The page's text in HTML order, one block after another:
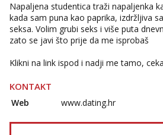
Tel: 064/677-677
- Kod: #142
tel:0,93€ - mob:1,12€ min
Napaljena studentica traži napaljenka
kada sam puna kao paprika, izdržljiva
seksa. Volim grubi seks i više puta
zato se javi što prije da me isprobaš
Klikni na link ispod i nadji me tamo,
KONTAKT
Web www.dating.hr